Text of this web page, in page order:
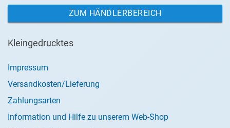
ZUM HÄNDLERBEREICH
Kleingedrucktes
Impressum
Versandkosten/Lieferung
Zahlungsarten
Information und Hilfe zu unserem Web-Shop